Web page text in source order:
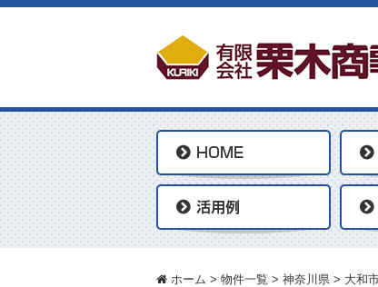
ホーム > 物件一覧 > 神奈川県 > 大和